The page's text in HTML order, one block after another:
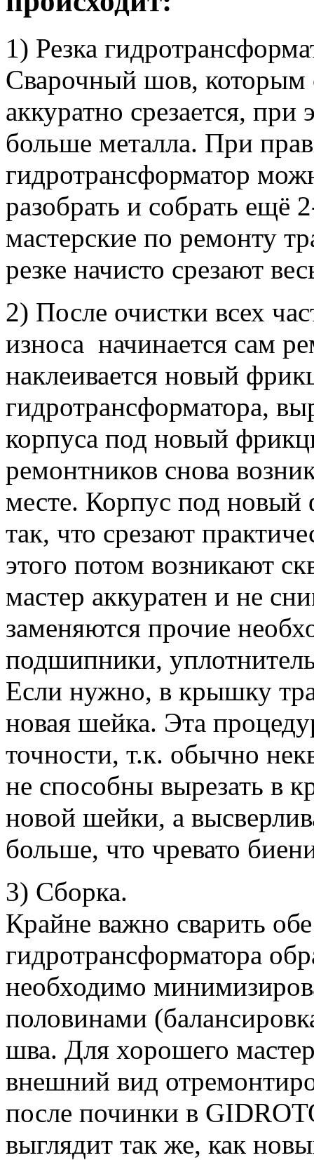
1) Резка
Сварочный шов, которым
аккуратно срезается,
больше металла. При
гидротрансформатор
разобрать и собрать ещё
мастерские по ремонту
резке начисто срезают
2) После очистки всех
износа начинается сам
наклеивается новый
гидротрансформатора,
корпуса под новый
ремонтников снова
месте. Корпус под
так, что срезают
этого потом возникают
мастер аккуратен и не
заменяются прочие
подшипники,
Если нужно, в крышку
новая шейка. Эта
точности, т.к. обычно
не способны вырезать в
новой шейки, а
больше, что чревато
3) Сборка.
Крайне важно сварить
гидротрансформатора
необходимо
половинами
шва. Для хорошего
внешний вид
после починки в
выглядит так же, как